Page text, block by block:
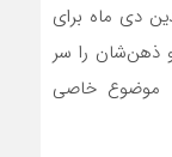
دي ماه براي
ذهن‌شان را سر
موضوع خاصي